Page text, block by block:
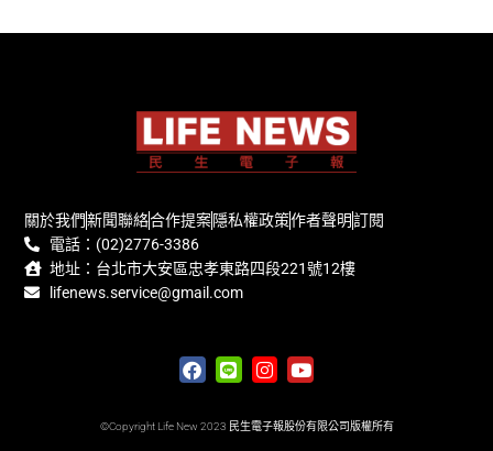
關於我們新聞聯絡合作提案隱私權政策作者聲明訂閱
電話：(02)2776-3386
地址：台北市大安區忠孝東路四段221號12樓
lifenews.service@gmail.com
©Copyright Life New 2023 民生電子報股份有限公司版權所有